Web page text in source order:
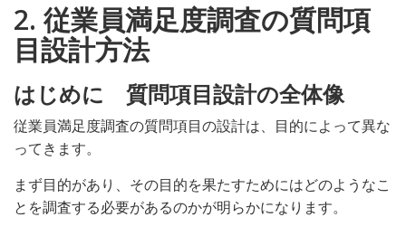
2. 従業員満足度調査の質問項
目設計方法
はじめに 質問項目設計の全体像
従業員満足度調査の質問項目の設計は、目的によって異な
ってきます。
まず目的があり、その目的を果たすためにはどのようなこ
とを調査する必要があるのかが明らかになります。